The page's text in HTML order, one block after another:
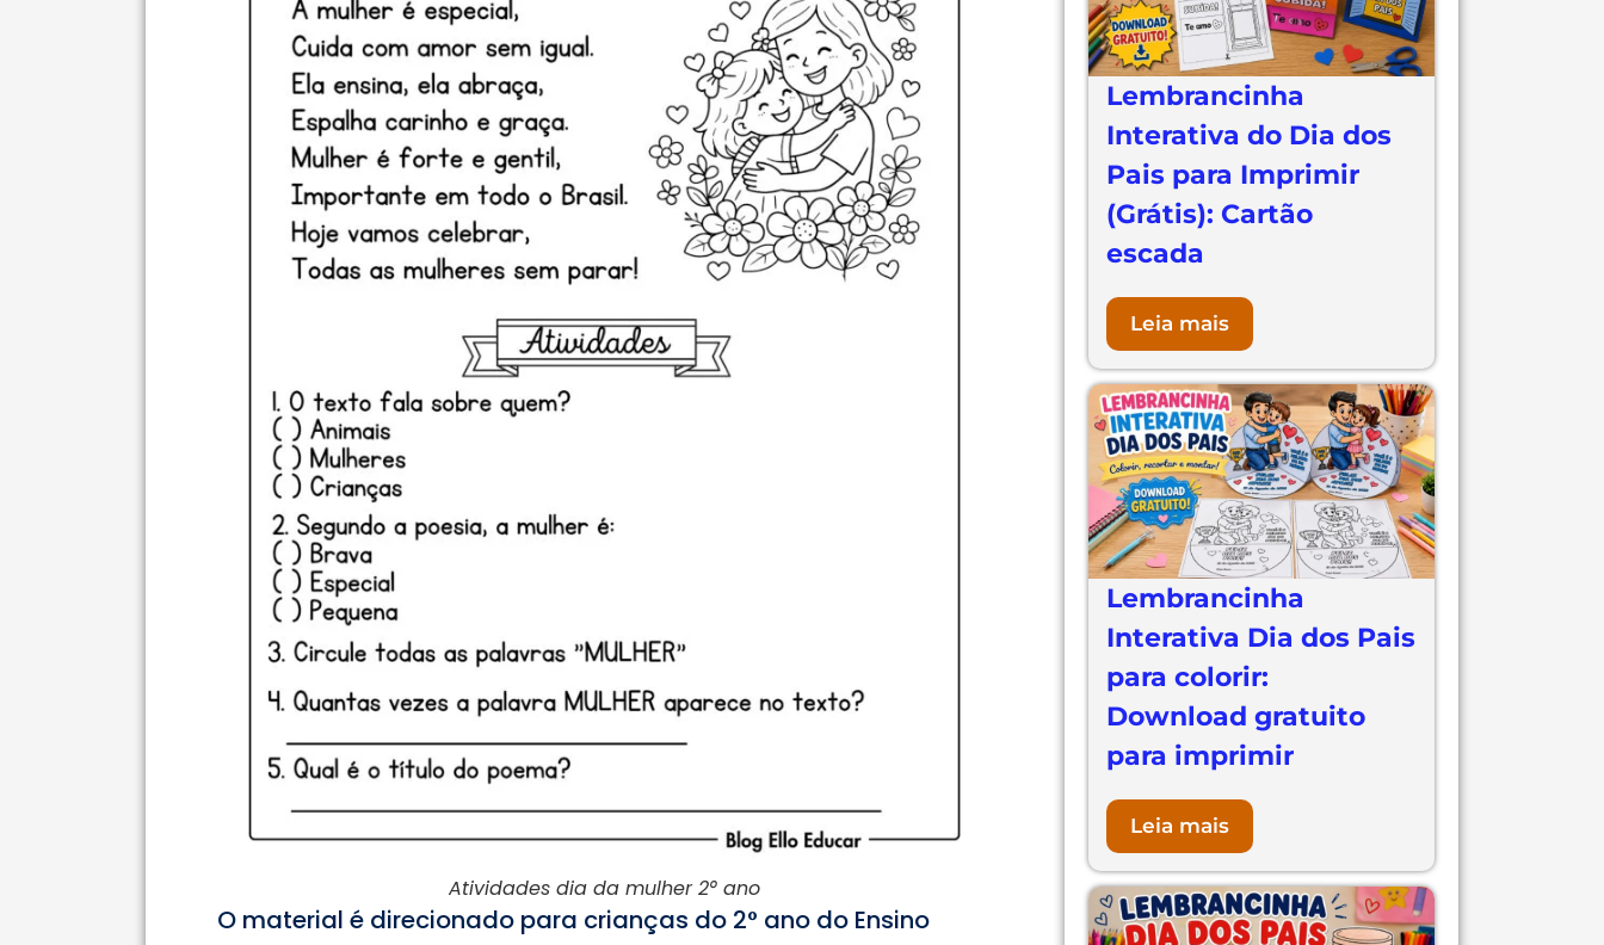
Atividades dia da mulher 2° ano
O material é direcionado para crianças do 2° ano do Ensino
Lembrancinha
Interativa do Dia dos
Pais para Imprimir
(Grátis): Cartão
escada
Leia mais
Lembrancinha
Interativa Dia dos Pais
para colorir:
Download gratuito
para imprimir
Leia mais